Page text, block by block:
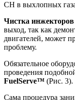
СН в выхлопных
Чистка
выход, так как
двигателей, может
проблему.
Обязательное
проведения
FuelServe™ (Рис. 3).
Сама процедура